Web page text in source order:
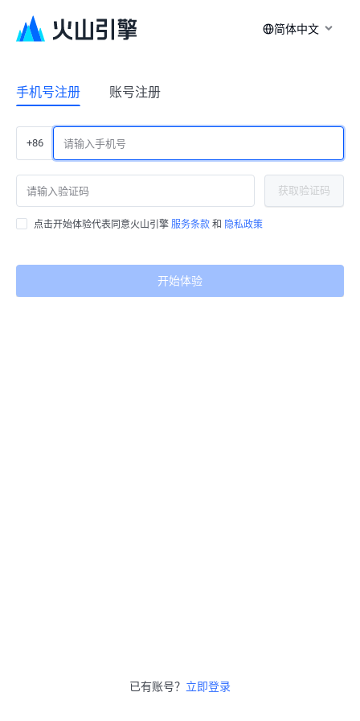
简体中文
手机号注册 账号注册
+86
获取验证码
点击开始体验代表同意火山引擎 服务条款 和 隐私政策
开始体验
已有账号？ 立即登录